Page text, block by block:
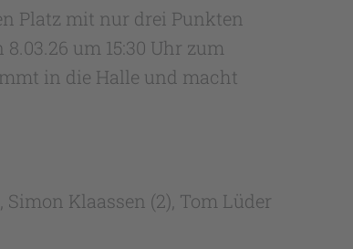
Platz mit nur drei Punkten
um 15:30 Uhr zum
in die Halle und macht
Simon Klaassen (2), Tom Lüder